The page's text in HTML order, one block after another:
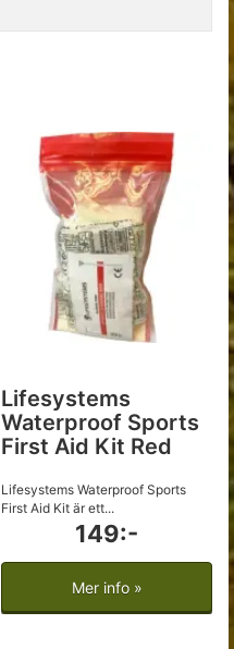
Lifesystems
Waterproof Sports
First Aid Kit Red
Lifesystems Waterproof Sports
First Aid Kit är ett...
149:-
Mer info »